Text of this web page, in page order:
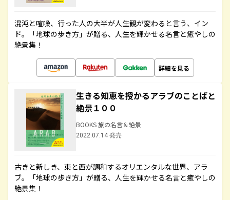
混沌と喧噪、行った人の大半が人生観が変わると言う、イン
ド。「地球の歩き方」が贈る、人生を輝かせる名言と癒やしの
絶景集！
詳細を見る
生きる知恵を授かるアラブのことばと
絶景１００
BOOKS 旅の名言＆絶景
2022.07.14 発売
古きと新しき、東と西が調和するオリエンタルな世界、アラ
ブ。「地球の歩き方」が贈る、人生を輝かせる名言と癒やしの
絶景集！